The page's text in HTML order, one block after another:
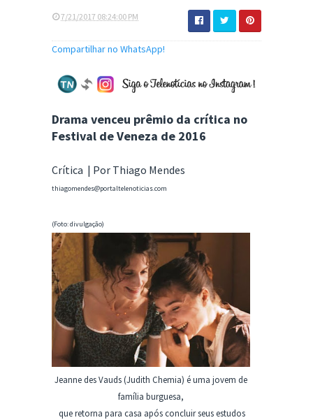
7/21/2017 08:24:00 PM
Compartilhar no WhatsApp!
Drama venceu prêmio da crítica no
Festival de Veneza de 2016
Crítica | Por Thiago Mendes
thiagomendes@portaltelenoticias.com
(Foto: divulgação)
Jeanne des Vauds (Judith Chemia) é uma jovem de
família burguesa,
que retorna para casa após concluir seus estudos